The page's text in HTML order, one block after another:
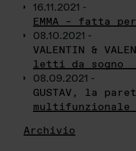
16.11.2021 -
EMMA – fatta
08.10.2021 -
VALENTIN &
letti da sogno
08.09.2021 -
GUSTAV, la
Archivio